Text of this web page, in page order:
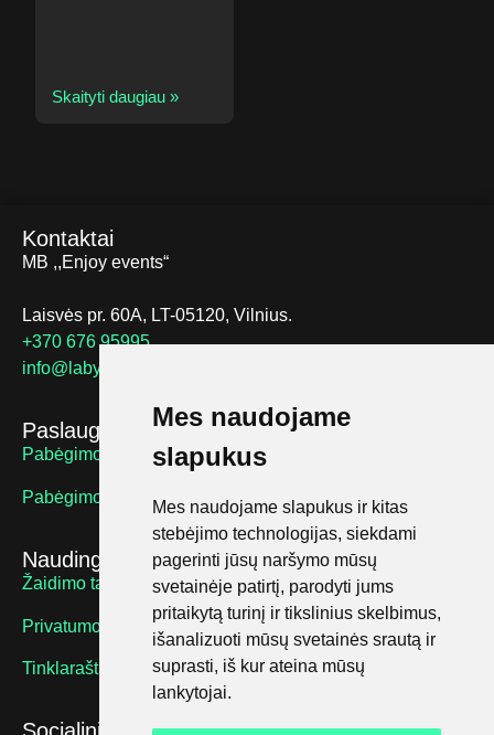
Mes naudojame
slapukus
Mes naudojame slapukus ir kitas
stebėjimo technologijas, siekdami
pagerinti jūsų naršymo mūsų
svetainėje patirtį, parodyti jums
pritaikytą turinį ir tikslinius skelbimus,
išanalizuoti mūsų svetainės srautą ir
suprasti, iš kur ateina mūsų
lankytojai.
Skaityti daugiau »
Kontaktai
MB ,,Enjoy events“
Laisvės pr. 60A, LT-05120, Vilnius.
+370 676 95995
info@labyrinthus.lt
Paslaugos
Pabėgimo kambariai suaugusiems
Pabėgimo kambariai vaikams
Naudingos nuorodos
Žaidimo taisyklės
Privatumo politika
Tinklaraštis